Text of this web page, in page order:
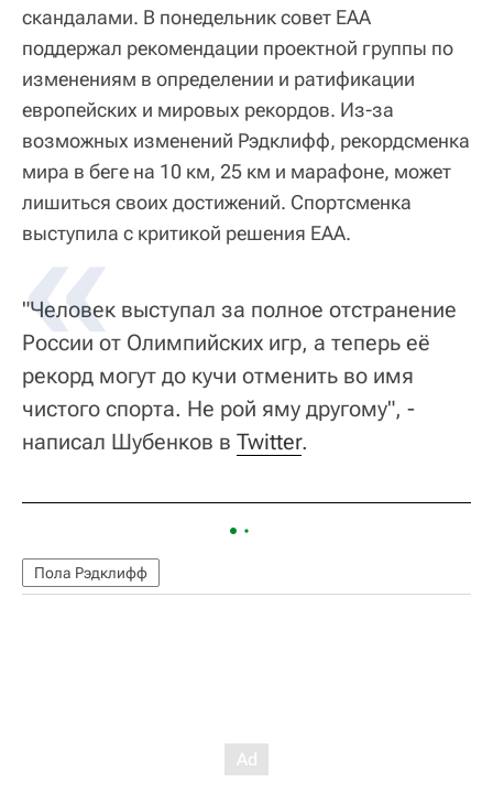
скандалами. В понедельник совет ЕАА
поддержал рекомендации проектной группы по
изменениям в определении и ратификации
европейских и мировых рекордов. Из-за
возможных изменений Рэдклифф, рекордсменка
мира в беге на 10 км, 25 км и марафоне, может
лишиться своих достижений. Спортсменка
выступила с критикой решения EAA.
"Человек выступал за полное отстранение
России от Олимпийских игр, а теперь её
рекорд могут до кучи отменить во имя
чистого спорта. Не рой яму другому", -
написал Шубенков в Twitter.
Пола Рэдклифф